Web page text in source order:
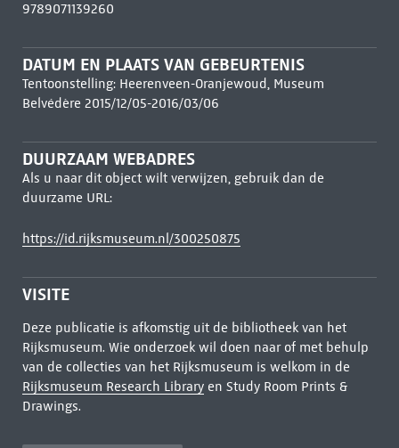
9789071139260
DATUM EN PLAATS VAN GEBEURTENIS
Tentoonstelling: Heerenveen-Oranjewoud, Museum
Belvédère 2015/12/05-2016/03/06
DUURZAAM WEBADRES
Als u naar dit object wilt verwijzen, gebruik dan de
duurzame URL:
https://id.rijksmuseum.nl/300250875
VISITE
Deze publicatie is afkomstig uit de bibliotheek van het
Rijksmuseum. Wie onderzoek wil doen naar of met behulp
van de collecties van het Rijksmuseum is welkom in de
Rijksmuseum Research Libraryen Study Room Prints &
Drawings.